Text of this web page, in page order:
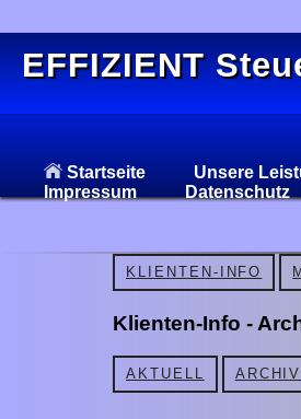
EFFIZIENT
Startseite Unsere
Impressum
Datenschutz
KLIENTEN-INFO
Klienten-Info -
AKTUELL ARCHIV